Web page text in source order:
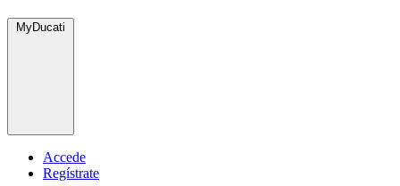
MyDucati
Accede
Regístrate